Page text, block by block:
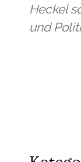
Heckel
und